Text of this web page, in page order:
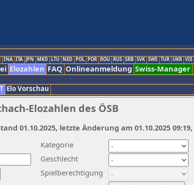
INA ITA JPN MKD LTU NED POL POR ROU RUS SRB SVK SWE TUR UKR VIE
Elozahlen FAQ Onlineanmeldung Swiss-Manager
Elo Vorschau
Elozahlen des ÖSB
Kategorie
Geschlecht
Spielberechtigung
01.10.2025, letzte Änderung am 01.10.2025